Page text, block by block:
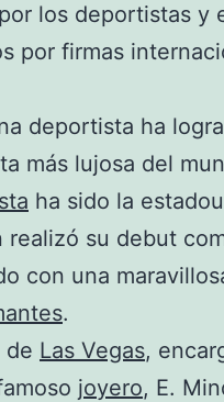
los deportistas y
por firmas
deportista ha
más lujosa del
ha sido la
realizó su debut
con una
.
de Las Vegas,
joyero, E.